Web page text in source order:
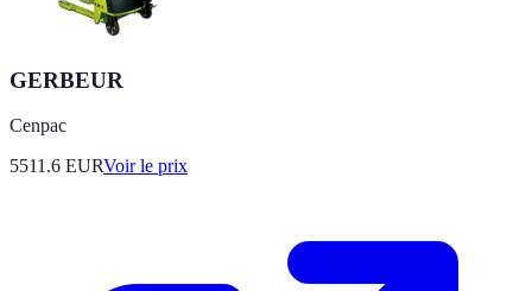
GERBEUR
Cenpac
5511.6 EURVoir le prix